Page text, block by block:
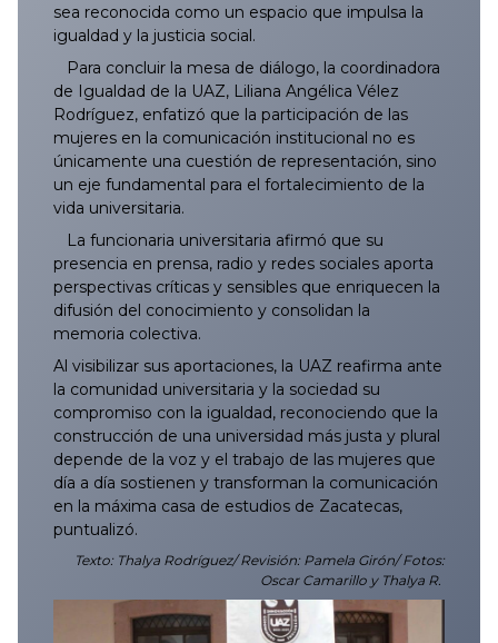
sea reconocida como un espacio que impulsa la
igualdad y la justicia social.
Para concluir la mesa de diálogo, la coordinadora
de Igualdad de la UAZ, Liliana Angélica Vélez
Rodríguez, enfatizó que la participación de las
mujeres en la comunicación institucional no es
únicamente una cuestión de representación, sino
un eje fundamental para el fortalecimiento de la
vida universitaria.
La funcionaria universitaria afirmó que su
presencia en prensa, radio y redes sociales aporta
perspectivas críticas y sensibles que enriquecen la
difusión del conocimiento y consolidan la
memoria colectiva.
Al visibilizar sus aportaciones, la UAZ reafirma ante
la comunidad universitaria y la sociedad su
compromiso con la igualdad, reconociendo que la
construcción de una universidad más justa y plural
depende de la voz y el trabajo de las mujeres que
día a día sostienen y transforman la comunicación
en la máxima casa de estudios de Zacatecas,
puntualizó.
Texto: Thalya Rodríguez/ Revisión: Pamela Girón/ Fotos:
Oscar Camarillo y Thalya R.